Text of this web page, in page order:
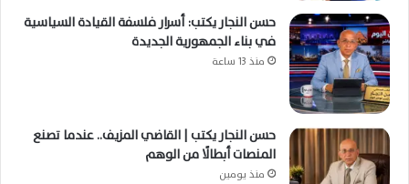
حسن النجار يكتب: أسرار فلسفة القيادة السياسية
في بناء الجمهورية الجديدة
منذ 13 ساعة
حسن النجار يكتب | القاضي المزيف.. عندما تصنع
المنصات أبطالًا من الوهم
منذ يومين